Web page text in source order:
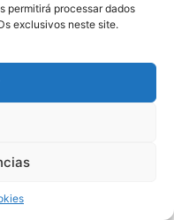
permitirá processar dados
exclusivos neste site.